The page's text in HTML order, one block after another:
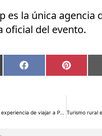
es la única agencia
oficial del evento.
Compartir
en
Facebook
en
Pinterest
Mejorando la experiencia de viajar a Portugal en un vehículo eléctrico con Zunder